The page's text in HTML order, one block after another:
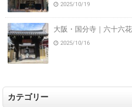
2025/10/19
大阪・国分寺｜六十六
2025/10/16
カテゴリー